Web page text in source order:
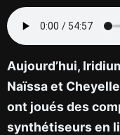
Aujourd’hui,
Naïssa et
ont joués des
synthétiseurs en